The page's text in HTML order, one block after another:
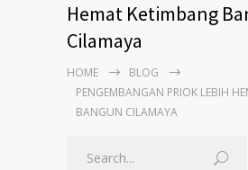
Hemat Ketimbang
Cilamaya
HOME
BLOG
PENGEMBANGAN PRIOK LEBIH
BANGUN CILAMAYA